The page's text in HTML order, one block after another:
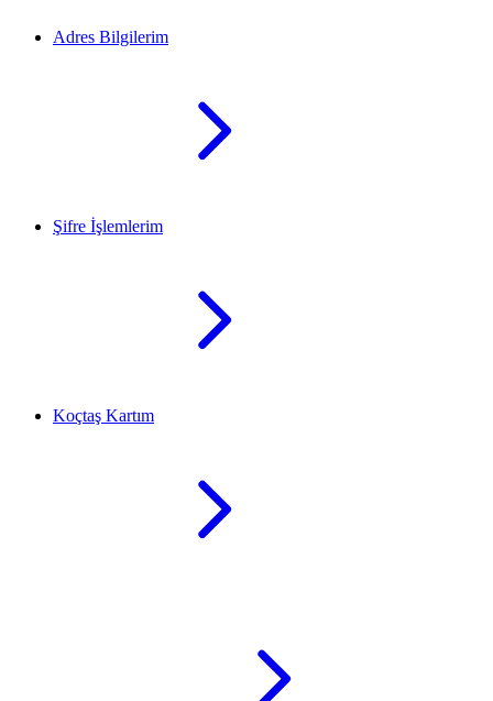
Adres Bilgilerim
Şifre İşlemlerim
Koçtaş Kartım